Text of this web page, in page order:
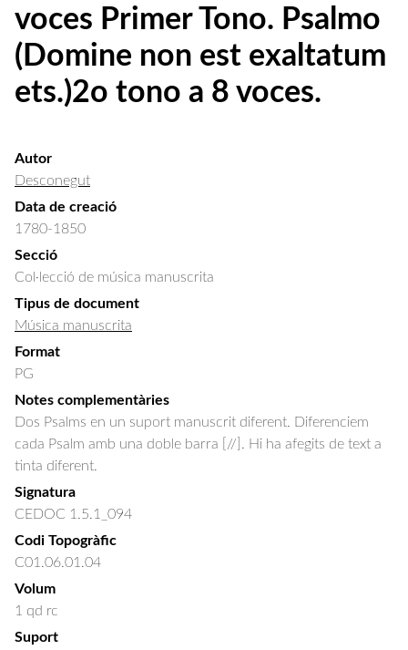
voces Primer Tono. Psalmo
(Domine non est exaltatum
ets.)2o tono a 8 voces.
Autor
Desconegut
Data de creació
1780-1850
Secció
Col·lecció de música manuscrita
Tipus de document
Música manuscrita
Format
PG
Notes complementàries
Dos Psalms en un suport manuscrit diferent. Diferenciem
cada Psalm amb una doble barra [//]. Hi ha afegits de text a
tinta diferent.
Signatura
CEDOC 1.5.1_094
Codi Topogràfic
C01.06.01.04
Volum
1 qd rc
Suport